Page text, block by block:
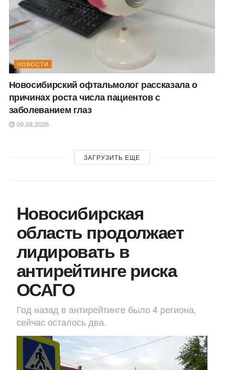
НОВОСТИ
Новосибирский офтальмолог рассказала о
причинах роста числа пациентов с
заболеванием глаз
09.08.2026
ЗАГРУЗИТЬ ЕЩЕ
Новосибирская
область продолжает
лидировать в
антирейтинге риска
ОСАГО
Год назад в антирейтинге было 4 региона,
сейчас осталось два.